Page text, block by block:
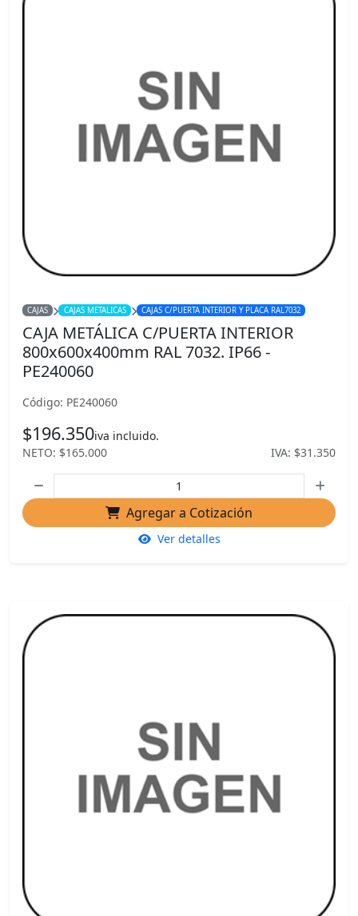
CAJAS CAJAS METALICAS CAJAS C/PUERTA INTERIOR Y PLACA RAL7032
CAJA METÁLICA C/PUERTA INTERIOR
800x600x400mm RAL 7032. IP66 -
PE240060
Código: PE240060
$196.350iva incluido.
NETO: $165.000
IVA: $31.350
Agregar a Cotización
Ver detalles